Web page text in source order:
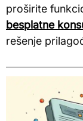
proširite
besplatne
rešenje